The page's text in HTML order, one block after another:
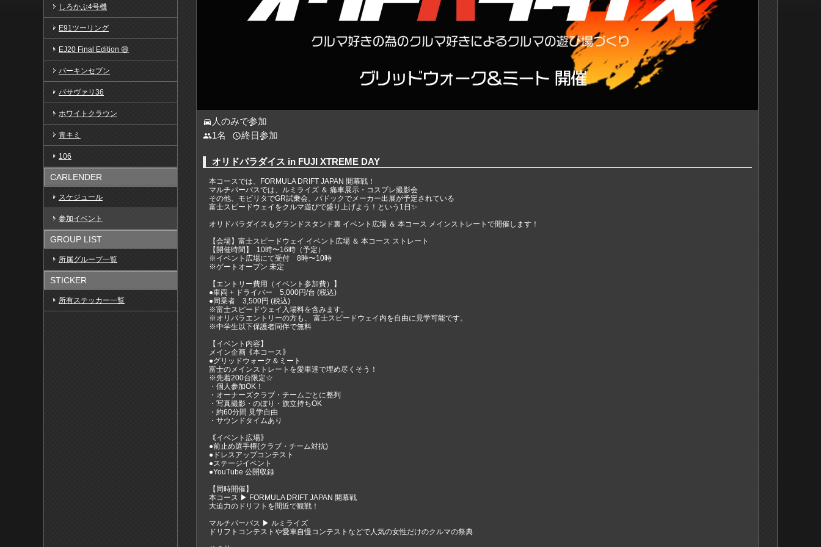
しろかぶ4号機
E91ツーリング
EJ20 Final Edition 😄
バーキンセブン
パサヴァリ36
ホワイトクラウン
青キミ
106
CARLENDER
スケジュール
参加イベント
GROUP LIST
所属グループ一覧
STICKER
所有ステッカー一覧
directions_car 人のみで参加
people1名 access_time終日参加
オリドパラダイス in FUJI XTREME DAY
本コースでは、FORMULA DRIFT JAPAN 開幕戦！
マルチパーパスでは、ルミライズ ＆ 痛車展示・コスプレ撮影会
その他、モビリタでGR試乗会、パドックでメーカー出展が予定されている
富士スピードウェイをクルマ遊びで盛り上げよう！という1日✨
オリドパラダイスもグランドスタンド裏 イベント広場 ＆ 本コース メインストレートで開催します！
【会場】富士スピードウェイ イベント広場 ＆ 本コース ストレート
【開催時間】 10時〜16時（予定）
※イベント広場にて受付 8時〜10時
※ゲートオープン 未定
【エントリー費用（イベント参加費）】
●車両 + ドライバー 5,000円/台 (税込)
●同乗者 3,500円 (税込)
※富士スピードウェイ入場料を含みます。
※オリパラエントリーの方も、 富士スピードウェイ内を自由に見学可能です。
※中学生以下保護者同伴で無料
【イベント内容】
メイン企画｟本コース｠
●グリッドウォーク＆ミート
富士のメインストレートを愛車達で埋め尽くそう！
※先着200台限定☆
・個人参加OK！
・オーナーズクラブ・チームごとに整列
・写真撮影・のぼり・旗立持ちOK
・約60分間 見学自由
・サウンドタイムあり
｟イベント広場｠
●前止め選手権(クラブ・チーム対抗)
●ドレスアップコンテスト
●ステージイベント
●YouTube 公開収録
【同時開催】
本コース ▶ FORMULA DRIFT JAPAN 開幕戦
大迫力のドリフトを間近で観戦！
マルチパーパス ▶ ルミライズ
ドリフトコンテストや愛車自慢コンテストなどで人気の女性だけのクルマの祭典